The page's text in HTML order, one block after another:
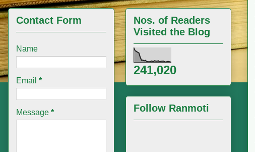
Contact Form
Name
Email *
Message *
Nos. of Readers
Visited the Blog
241,020
Follow Ranmoti